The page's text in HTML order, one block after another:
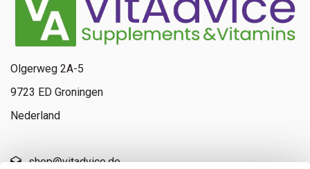
Olgerweg 2A-5
9723 ED Groningen
Nederland
shop@vitadvice.de